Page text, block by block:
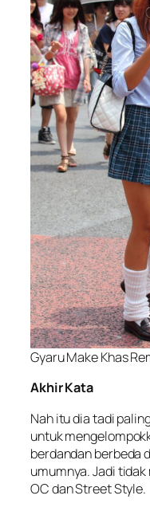
Gyaru Make Khas
Akhir Kata
Nah itu dia tadi
untuk
berdandan berbeda
umumnya. Jadi
OC dan Street Style.